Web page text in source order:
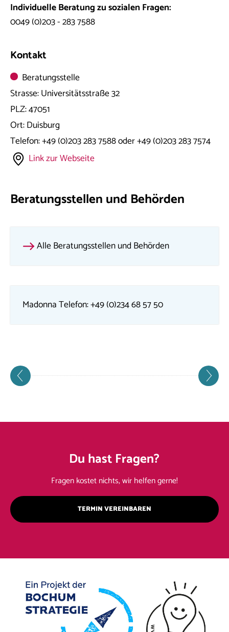
Individuelle Beratung zu sozialen Fragen:
0049 (0)203 - 283 7588
Kontakt
Beratungsstelle
Strasse:Universitätsstraße 32
PLZ:47051
Ort:Duisburg
Telefon:+49 (0)203 283 7588 oder +49 (0)203 283 7574
Link zur Webseite
Beratungsstellen und Behörden
Alle Beratungsstellen und Behörden
Madonna Telefon: +49 (0)234 68 57 50
Du hast Fragen?
Fragen kostet nichts, wir helfen gerne!
TERMIN VEREINBAREN